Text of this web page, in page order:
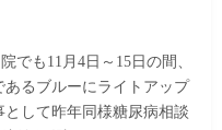
でも11月4日～15日の間、
るブルーにライトアップ
して昨年同様糖尿病相談